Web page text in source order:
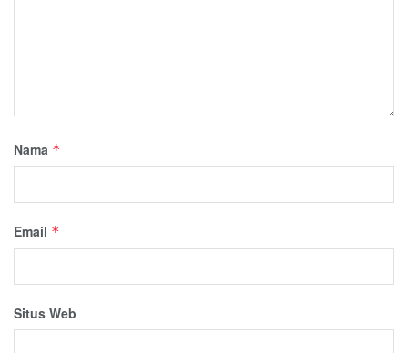
Nama *
Email *
Situs Web